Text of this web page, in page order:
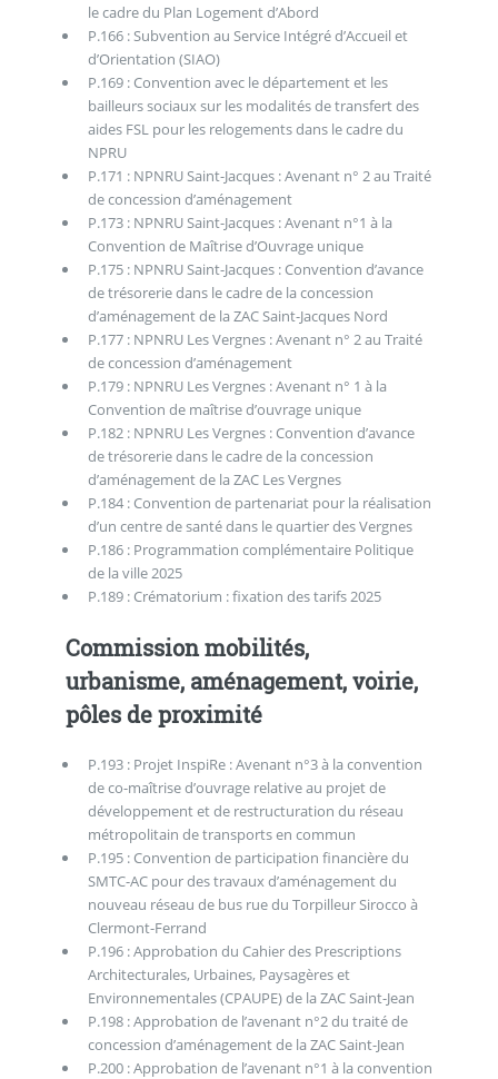
le cadre du Plan Logement d’Abord
P.166 : Subvention au Service Intégré d’Accueil et
d’Orientation (SIAO)
P.169 : Convention avec le département et les
bailleurs sociaux sur les modalités de transfert des
aides FSL pour les relogements dans le cadre du
NPRU
P.171 : NPNRU Saint-Jacques : Avenant n° 2 au Traité
de concession d’aménagement
P.173 : NPNRU Saint-Jacques : Avenant n°1 à la
Convention de Maîtrise d’Ouvrage unique
P.175 : NPNRU Saint-Jacques : Convention d’avance
de trésorerie dans le cadre de la concession
d’aménagement de la ZAC Saint-Jacques Nord
P.177 : NPNRU Les Vergnes : Avenant n° 2 au Traité
de concession d’aménagement
P.179 : NPNRU Les Vergnes : Avenant n° 1 à la
Convention de maîtrise d’ouvrage unique
P.182 : NPNRU Les Vergnes : Convention d’avance
de trésorerie dans le cadre de la concession
d’aménagement de la ZAC Les Vergnes
P.184 : Convention de partenariat pour la réalisation
d’un centre de santé dans le quartier des Vergnes
P.186 : Programmation complémentaire Politique
de la ville 2025
P.189 : Crématorium : fixation des tarifs 2025
Commission mobilités,
urbanisme, aménagement, voirie,
pôles de proximité
P.193 : Projet InspiRe : Avenant n°3 à la convention
de co-maîtrise d’ouvrage relative au projet de
développement et de restructuration du réseau
métropolitain de transports en commun
P.195 : Convention de participation financière du
SMTC-AC pour des travaux d’aménagement du
nouveau réseau de bus rue du Torpilleur Sirocco à
Clermont-Ferrand
P.196 : Approbation du Cahier des Prescriptions
Architecturales, Urbaines, Paysagères et
Environnementales (CPAUPE) de la ZAC Saint-Jean
P.198 : Approbation de l’avenant n°2 du traité de
concession d’aménagement de la ZAC Saint-Jean
P.200 : Approbation de l’avenant n°1 à la convention